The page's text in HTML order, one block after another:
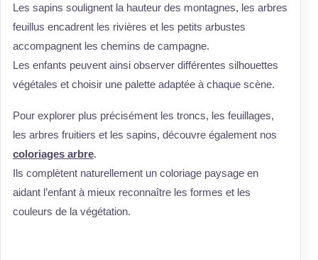
Les sapins soulignent la hauteur des montagnes, les arbres
feuillus encadrent les rivières et les petits arbustes
accompagnent les chemins de campagne.
Les enfants peuvent ainsi observer différentes silhouettes
végétales et choisir une palette adaptée à chaque scène.
Pour explorer plus précisément les troncs, les feuillages,
les arbres fruitiers et les sapins, découvre également nos
coloriages arbre.
Ils complètent naturellement un coloriage paysage en
aidant l’enfant à mieux reconnaître les formes et les
couleurs de la végétation.